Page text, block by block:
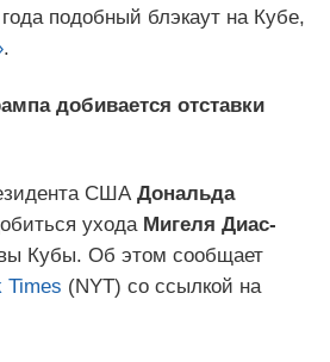
подобный блэкаут на Кубе,
.
добивается отставки
США Дональда
уходаМигеля Диас-
Кубы. Об этом сообщает
Times (NYT) со ссылкой на